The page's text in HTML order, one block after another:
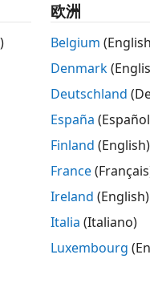
规则定义
A project should not
如果定义了一个宏但
故障排除
如果您预期会出现违
示例
欧洲
Belgium
Denmark
Deutschland
España
Finland (English)
France
Ireland (English)
Italia (Italiano)
Luxembourg